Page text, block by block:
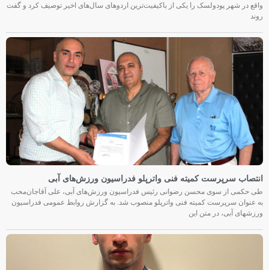
واقع در شهر پودولسک را یکی از باکیفیت‌ترین اردوهای سال‌های اخیر توصیف کرد و گفت
روند
انتصاب سرپرست کمیته فنی واترپلو فدراسیون ورزش‌های آبی
طی حکمی از سوی محسن رضوانی رئیس فدراسیون ورزش‌های آبی، علی آقاجان‌محب
به عنوان سرپرست کمیته فنی واترپلو منصوب شد. به گزارش روابط عمومی فدراسیون
ورزشهای آبی، در متن این